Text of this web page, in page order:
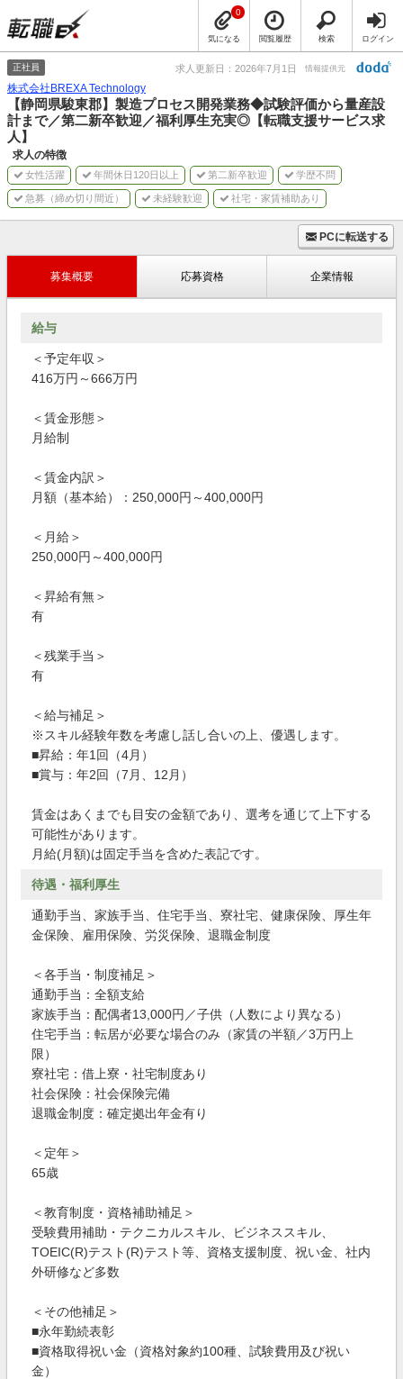
気になる
0
閲覧履歴 検索 ログイン
正社員 求人更新日：2026年7月1日 情報提供元
株式会社BREXA Technology
【静岡県駿東郡】製造プロセス開発業務◆試験評価から量産設
計まで／第二新卒歓迎／福利厚生充実◎【転職支援サービス求
人】
求人の特徴
女性活躍 年間休日120日以上 第二新卒歓迎 学歴不問
急募（締め切り間近） 未経験歓迎 社宅・家賃補助あり
PCに転送する
募集概要 応募資格 企業情報
給与
＜予定年収＞
416万円～666万円
＜賃金形態＞
月給制
＜賃金内訳＞
月額（基本給）：250,000円～400,000円
＜月給＞
250,000円～400,000円
＜昇給有無＞
有
＜残業手当＞
有
＜給与補足＞
※スキル経験年数を考慮し話し合いの上、優遇します。
■昇給：年1回（4月）
■賞与：年2回（7月、12月）
賃金はあくまでも目安の金額であり、選考を通じて上下する
可能性があります。
月給(月額)は固定手当を含めた表記です。
待遇・福利厚生
通勤手当、家族手当、住宅手当、寮社宅、健康保険、厚生年
金保険、雇用保険、労災保険、退職金制度
＜各手当・制度補足＞
通勤手当：全額支給
家族手当：配偶者13,000円／子供（人数により異なる）
住宅手当：転居が必要な場合のみ（家賃の半額／3万円上
限）
寮社宅：借上寮・社宅制度あり
社会保険：社会保険完備
退職金制度：確定拠出年金有り
＜定年＞
65歳
＜教育制度・資格補助補足＞
受験費用補助・テクニカルスキル、ビジネススキル、
TOEIC(R)テスト(R)テスト等、資格支援制度、祝い金、社内
外研修など多数
＜その他補足＞
■永年勤続表彰
■資格取得祝い金（資格対象約100種、試験費用及び祝い
金）